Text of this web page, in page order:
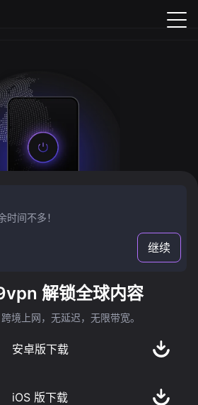
时间不多！
继续
解锁全球内容
境上网，无延迟，无限带宽。
安卓版下载
iOS 版下载